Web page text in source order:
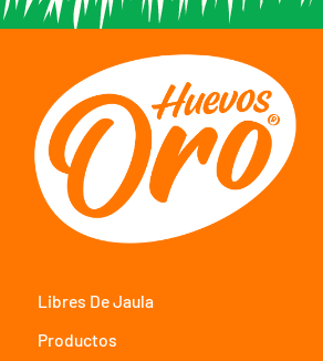
Libres De Jaula
Productos